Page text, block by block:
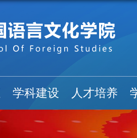
学科建设 人才培养